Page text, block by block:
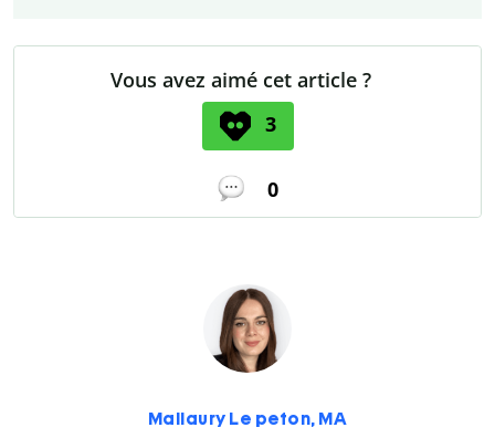
Vous avez aimé cet article ?
3
0
Mallaury Le peton, MA